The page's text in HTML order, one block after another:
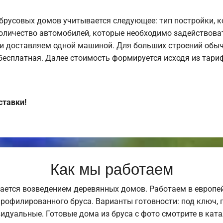
домов учитывается следующее: тип постройки,
автомобилей, которые необходимо
доставляем одной машиной. Для больших строений
Далее стоимость формируется исходя из
Как мы работаем
возведением деревянных домов. Работаем в
бруса. Варианты готовности: под ключ,
Готовые дома из бруса с фото смотрите в